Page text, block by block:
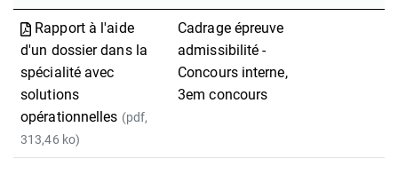
Rapport à l'aide
d'un dossier dans la
spécialité avec
solutions
opérationnelles (pdf,
313,46 ko)
Cadrage épreuve
admissibilité -
Concours interne,
3em concours